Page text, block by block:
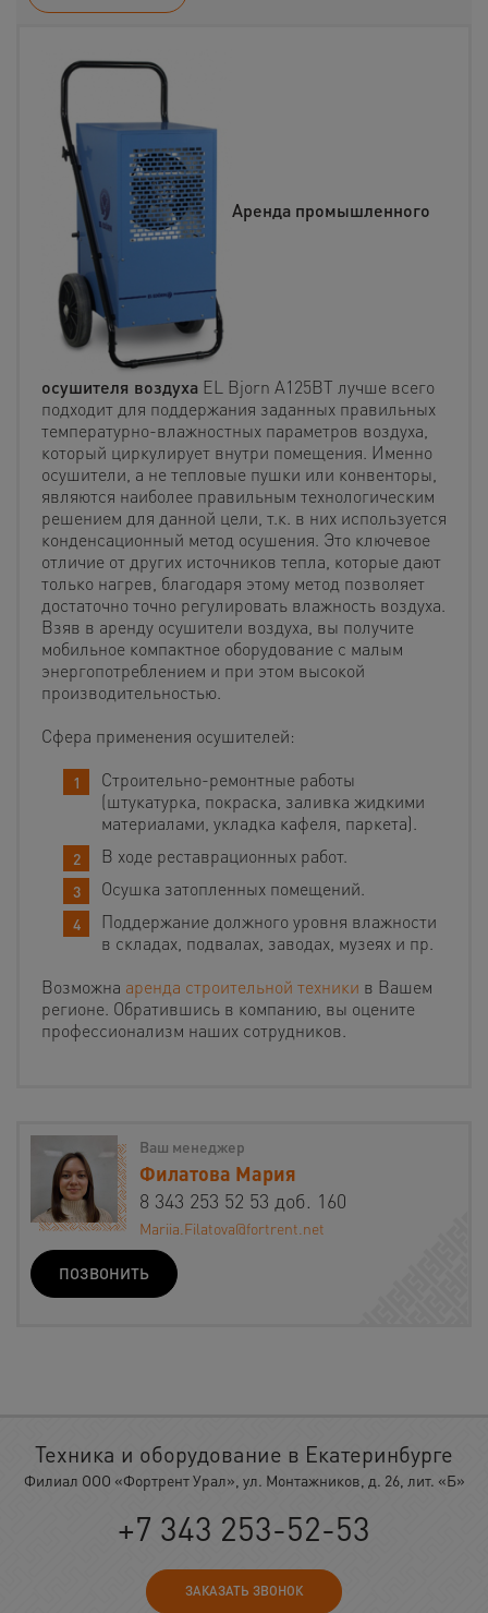
Аренда промышленного
осушителя воздуха EL Bjorn A125BT лучше всего
подходит для поддержания заданных правильных
температурно-влажностных параметров воздуха,
который циркулирует внутри помещения. Именно
осушители, а не тепловые пушки или конвенторы,
являются наиболее правильным технологическим
решением для данной цели, т.к. в них используется
конденсационный метод осушения. Это ключевое
отличие от других источников тепла, которые дают
только нагрев, благодаря этому метод позволяет
достаточно точно регулировать влажность воздуха.
Взяв в аренду осушители воздуха, вы получите
мобильное компактное оборудование с малым
энергопотреблением и при этом высокой
производительностью.
Сфера применения осушителей:
Строительно-ремонтные работы
(штукатурка, покраска, заливка жидкими
материалами, укладка кафеля, паркета).
В ходе реставрационных работ.
Осушка затопленных помещений.
Поддержание должного уровня влажности
в складах, подвалах, заводах, музеях и пр.
Возможна аренда строительной техники в Вашем
регионе. Обратившись в компанию, вы оцените
профессионализм наших сотрудников.
Ваш менеджер
Филатова Мария
8 343 253 52 53 доб. 160
Mariia.Filatova@fortrent.net
ПОЗВОНИТЬ
Техника и оборудование в Екатеринбурге
Филиал ООО «Фортрент Урал», ул. Монтажников, д. 26, лит. «Б»
+7 343 253-52-53
ЗАКАЗАТЬ ЗВОНОК